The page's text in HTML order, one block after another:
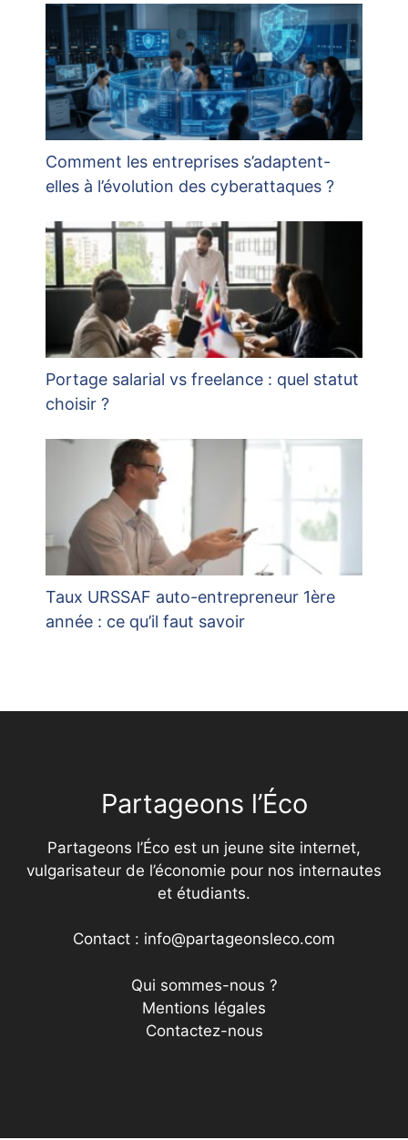
Comment les entreprises s’adaptent-
elles à l’évolution des cyberattaques ?
Portage salarial vs freelance : quel statut
choisir ?
Taux URSSAF auto-entrepreneur 1ère
année : ce qu’il faut savoir
Partageons l’Éco
Partageons l’Éco est un jeune site internet,
vulgarisateur de l’économie pour nos internautes
et étudiants.
Contact : info@partageonsleco.com
Qui sommes-nous ?
Mentions légales
Contactez-nous